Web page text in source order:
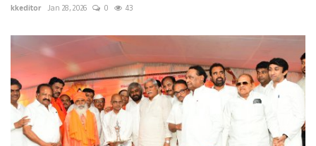
kkeditor Jan 28, 2026 0 43